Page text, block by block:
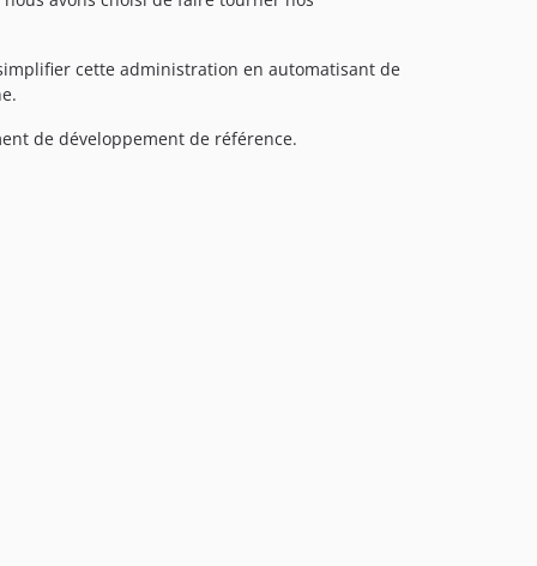
cette administration en automatisant de
de développement de référence.